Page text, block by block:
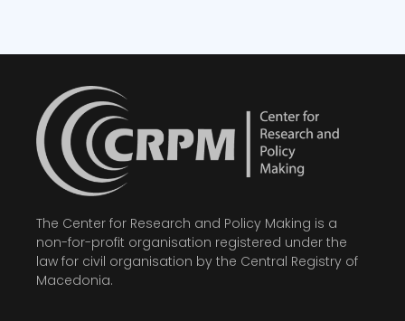
The Center for Research and Policy Making is a
non-for-profit organisation registered under the
law for civil organisation by the Central Registry of
Macedonia.